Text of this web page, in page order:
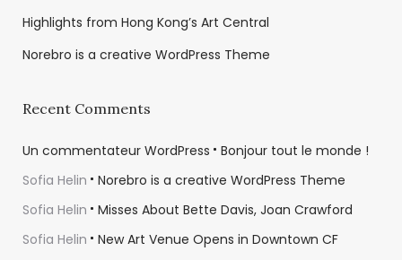
Highlights from Hong Kong’s Art Central
Norebro is a creative WordPress Theme
Recent Comments
Un commentateur WordPress
Bonjour tout le monde !
Sofia Helin
Norebro is a creative WordPress Theme
Sofia Helin
Misses About Bette Davis, Joan Crawford
Sofia Helin
New Art Venue Opens in Downtown CF